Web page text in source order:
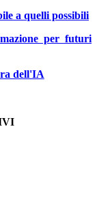
a quelli possibili
per futuri
dell'IA